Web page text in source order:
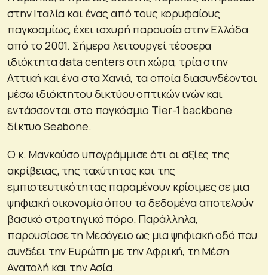
στην Ιταλία και ένας από τους κορυφαίους
παγκοσμίως, έχει ισχυρή παρουσία στην Ελλάδα
από το 2001. Σήμερα λειτουργεί τέσσερα
ιδιόκτητα data centers στη χώρα, τρία στην
Αττική και ένα στα Χανιά, τα οποία διασυνδέονται
μέσω ιδιόκτητου δικτύου οπτικών ινών και
εντάσσονται στο παγκόσμιο Tier-1 backbone
δίκτυο Seabone.
Ο κ. Μανκούσο υπογράμμισε ότι οι αξίες της
ακρίβειας, της ταχύτητας και της
εμπιστευτικότητας παραμένουν κρίσιμες σε μια
ψηφιακή οικονομία όπου τα δεδομένα αποτελούν
βασικό στρατηγικό πόρο. Παράλληλα,
παρουσίασε τη Μεσόγειο ως μια ψηφιακή οδό που
συνδέει την Ευρώπη με την Αφρική, τη Μέση
Ανατολή και την Ασία.